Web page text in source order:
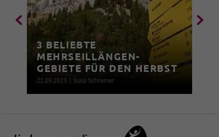
3 BELIEBTE
MEHRSEILLÄNGEN-
GEBIETE FÜR DEN HERBST
22.09.2025 | Susa Schreiner